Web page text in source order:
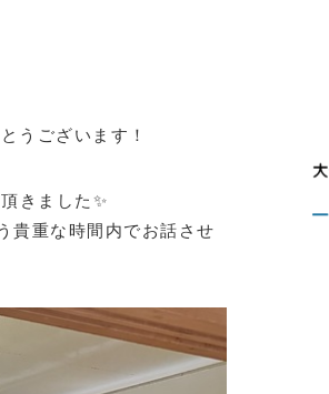
うございます！
きました✨️
貴重な時間内でお話させ